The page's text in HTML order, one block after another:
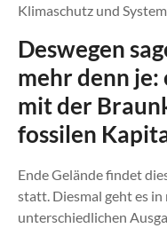
Klimaschutz und
Deswegen
mehr denn je:
mit der
fossilen
Ende Gelände findet
statt. Diesmal geht es
unterschiedlichen